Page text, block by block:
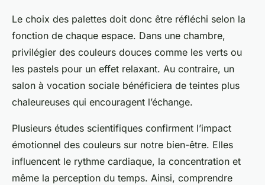
Le choix des palettes doit donc être réfléchi selon la
fonction de chaque espace. Dans une chambre,
privilégier des couleurs douces comme les verts ou
les pastels pour un effet relaxant. Au contraire, un
salon à vocation sociale bénéficiera de teintes plus
chaleureuses qui encouragent l’échange.
Plusieurs études scientifiques confirment l’impact
émotionnel des couleurs sur notre bien-être. Elles
influencent le rythme cardiaque, la concentration et
même la perception du temps. Ainsi, comprendre